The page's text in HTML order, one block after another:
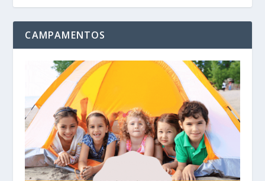
CAMPAMENTOS